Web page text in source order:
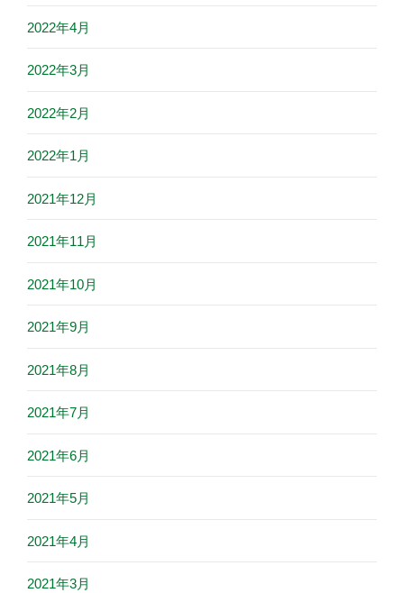
2022年4月
2022年3月
2022年2月
2022年1月
2021年12月
2021年11月
2021年10月
2021年9月
2021年8月
2021年7月
2021年6月
2021年5月
2021年4月
2021年3月